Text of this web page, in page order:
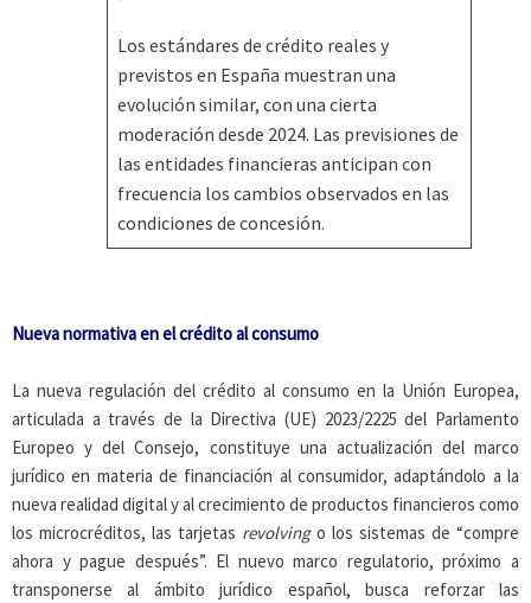
Los estándares de crédito reales y
previstos en España muestran una
evolución similar, con una cierta
moderación desde 2024. Las previsiones de
las entidades financieras anticipan con
frecuencia los cambios observados en las
condiciones de concesión.
Nueva normativa en el crédito al consumo
La nueva regulación del crédito al consumo en la Unión Europea,
articulada a través de la Directiva (UE) 2023/2225 del Parlamento
Europeo y del Consejo, constituye una actualización del marco
jurídico en materia de financiación al consumidor, adaptándolo a la
nueva realidad digital y al crecimiento de productos financieros como
los microcréditos, las tarjetas revolvingo los sistemas de “compre
ahora y pague después”. El nuevo marco regulatorio, próximo a
transponerse al ámbito jurídico español, busca reforzar las